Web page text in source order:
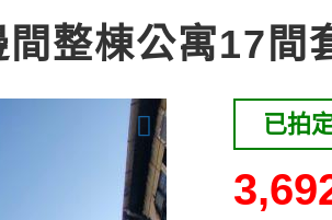
間整棟公寓17間
已拍